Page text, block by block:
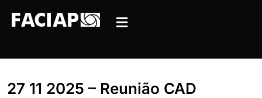
27 11 2025 – Reunião CAD